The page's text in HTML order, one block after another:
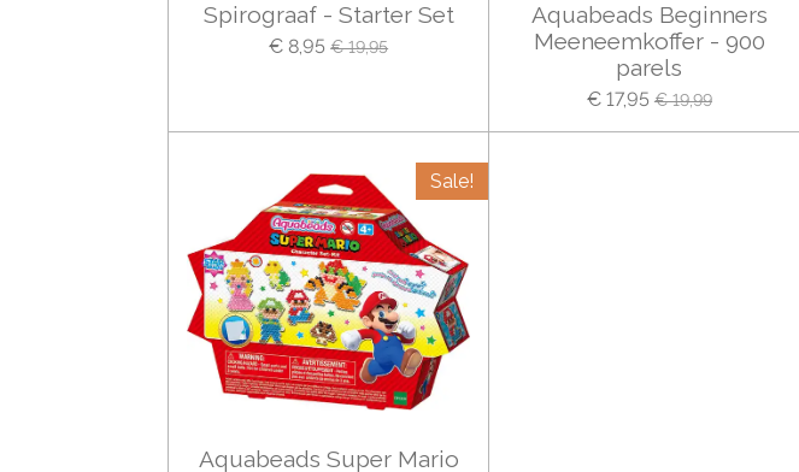
Spirograaf - Starter Set
€ 8,95 € 19,95
Aquabeads Beginners
Meeneemkoffer - 900
parels
€ 17,95 € 19,99
Sale!
Aquabeads Super Mario